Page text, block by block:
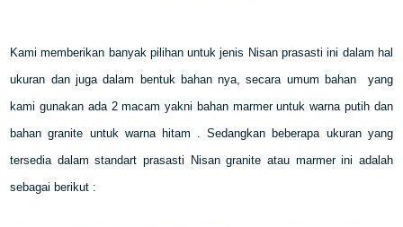
Kami memberikan banyak pilihan untuk jenis Nisan prasasti ini dalam hal
ukuran dan juga dalam bentuk bahan nya, secara umum bahan yang
kami gunakan ada 2 macam yakni bahan marmer untuk warna putih dan
bahan granite untuk warna hitam . Sedangkan beberapa ukuran yang
tersedia dalam standart prasasti Nisan granite atau marmer ini adalah
sebagai berikut :